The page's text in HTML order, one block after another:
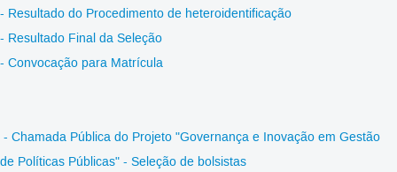
- Resultado do Procedimento de heteroidentificação
- Resultado Final da Seleção
- Convocação para Matrícula
- Chamada Pública do Projeto "Governança e Inovação em Gestão
de Políticas Públicas" - Seleção de bolsistas